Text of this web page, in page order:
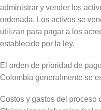
administrar y vender los
ordenada. Los activos se
utilizan para pagar a los
establecido por la ley.
El orden de prioridad de
Colombia generalmente se
Costos y gastos del proceso